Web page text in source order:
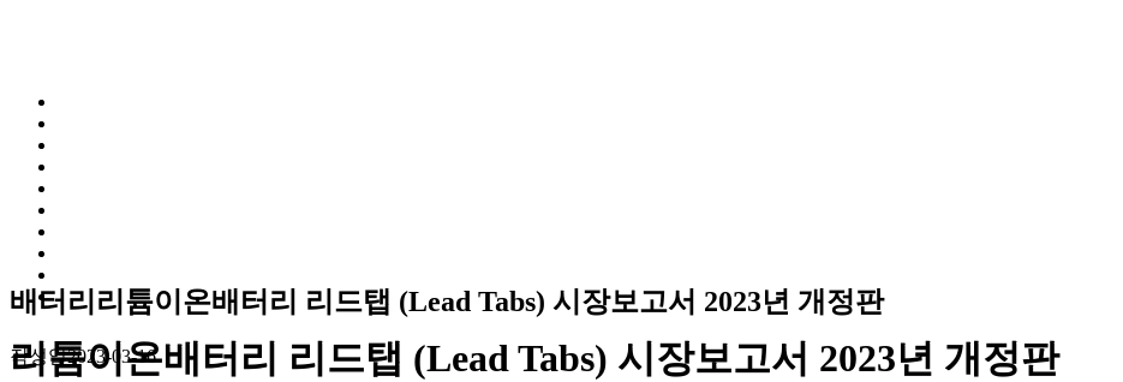
리튬이온배터리 리드탭 (Lead Tabs) 시장보고서 2023년 개정판
배터리 리튬이온배터리 리드탭 (Lead Tabs) 시장보고서 2023년 개정판
작성일2023-03-16